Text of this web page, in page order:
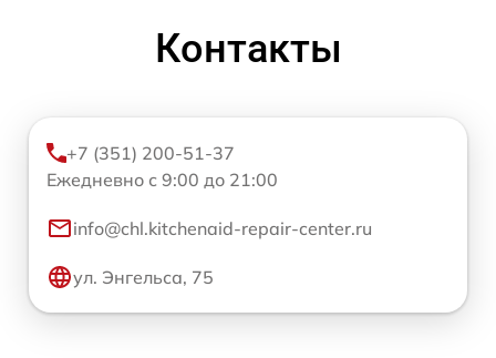
Контакты
+7 (351) 200-51-37
Ежедневно с 9:00 до 21:00
info@chl.kitchenaid-repair-center.ru
ул. Энгельса, 75